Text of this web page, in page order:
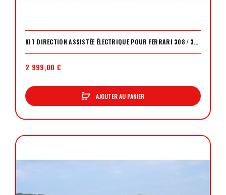
KIT DIRECTION ASSISTÉE ÉLECTRIQUE POUR FERRARI 308 / 328
2 999,00 €
AJOUTER AU PANIER